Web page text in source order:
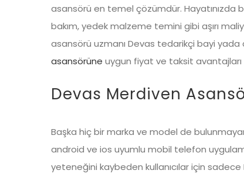
asansörü en temel çözümdür. Hayatınızda
bakım, yedek malzeme temini gibi aşırı
asansörü uzmanı Devas tedarikçi bayi yada
asansörüne uygun fiyat ve taksit avantajları
Devas Merdiven
Başka hiç bir marka ve model de
android ve ios uyumlu mobil telefon
yeteneğini kaybeden kullanıcılar için sadece